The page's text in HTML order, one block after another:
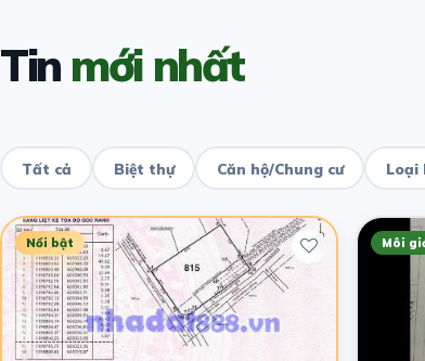
Tinmới nhất
Tất cả Biệt thự Căn hộ/Chung cư Loại
Nổi bật Môi